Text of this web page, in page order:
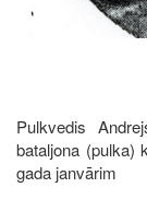
Pulkvedis
bataljona (pulka)
gada janvārim